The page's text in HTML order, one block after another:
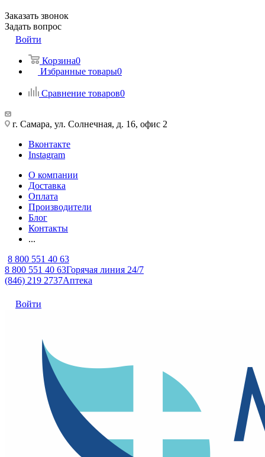
Заказать звонок
Задать вопрос
Войти
Корзина0
Избранные товары0
Сравнение товаров0
г. Самара, ул. Солнечная, д. 16, офис 2
Вконтакте
Instagram
О компании
Доставка
Оплата
Производители
Блог
Контакты
...
8 800 551 40 63
8 800 551 40 63Горячая линия 24/7
(846) 219 2737Аптека
Войти